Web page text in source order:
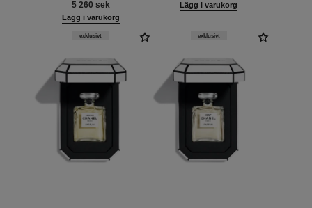
5 260 sek
Lägg i varukorg
Lägg i varukorg
exklusivt exklusivt